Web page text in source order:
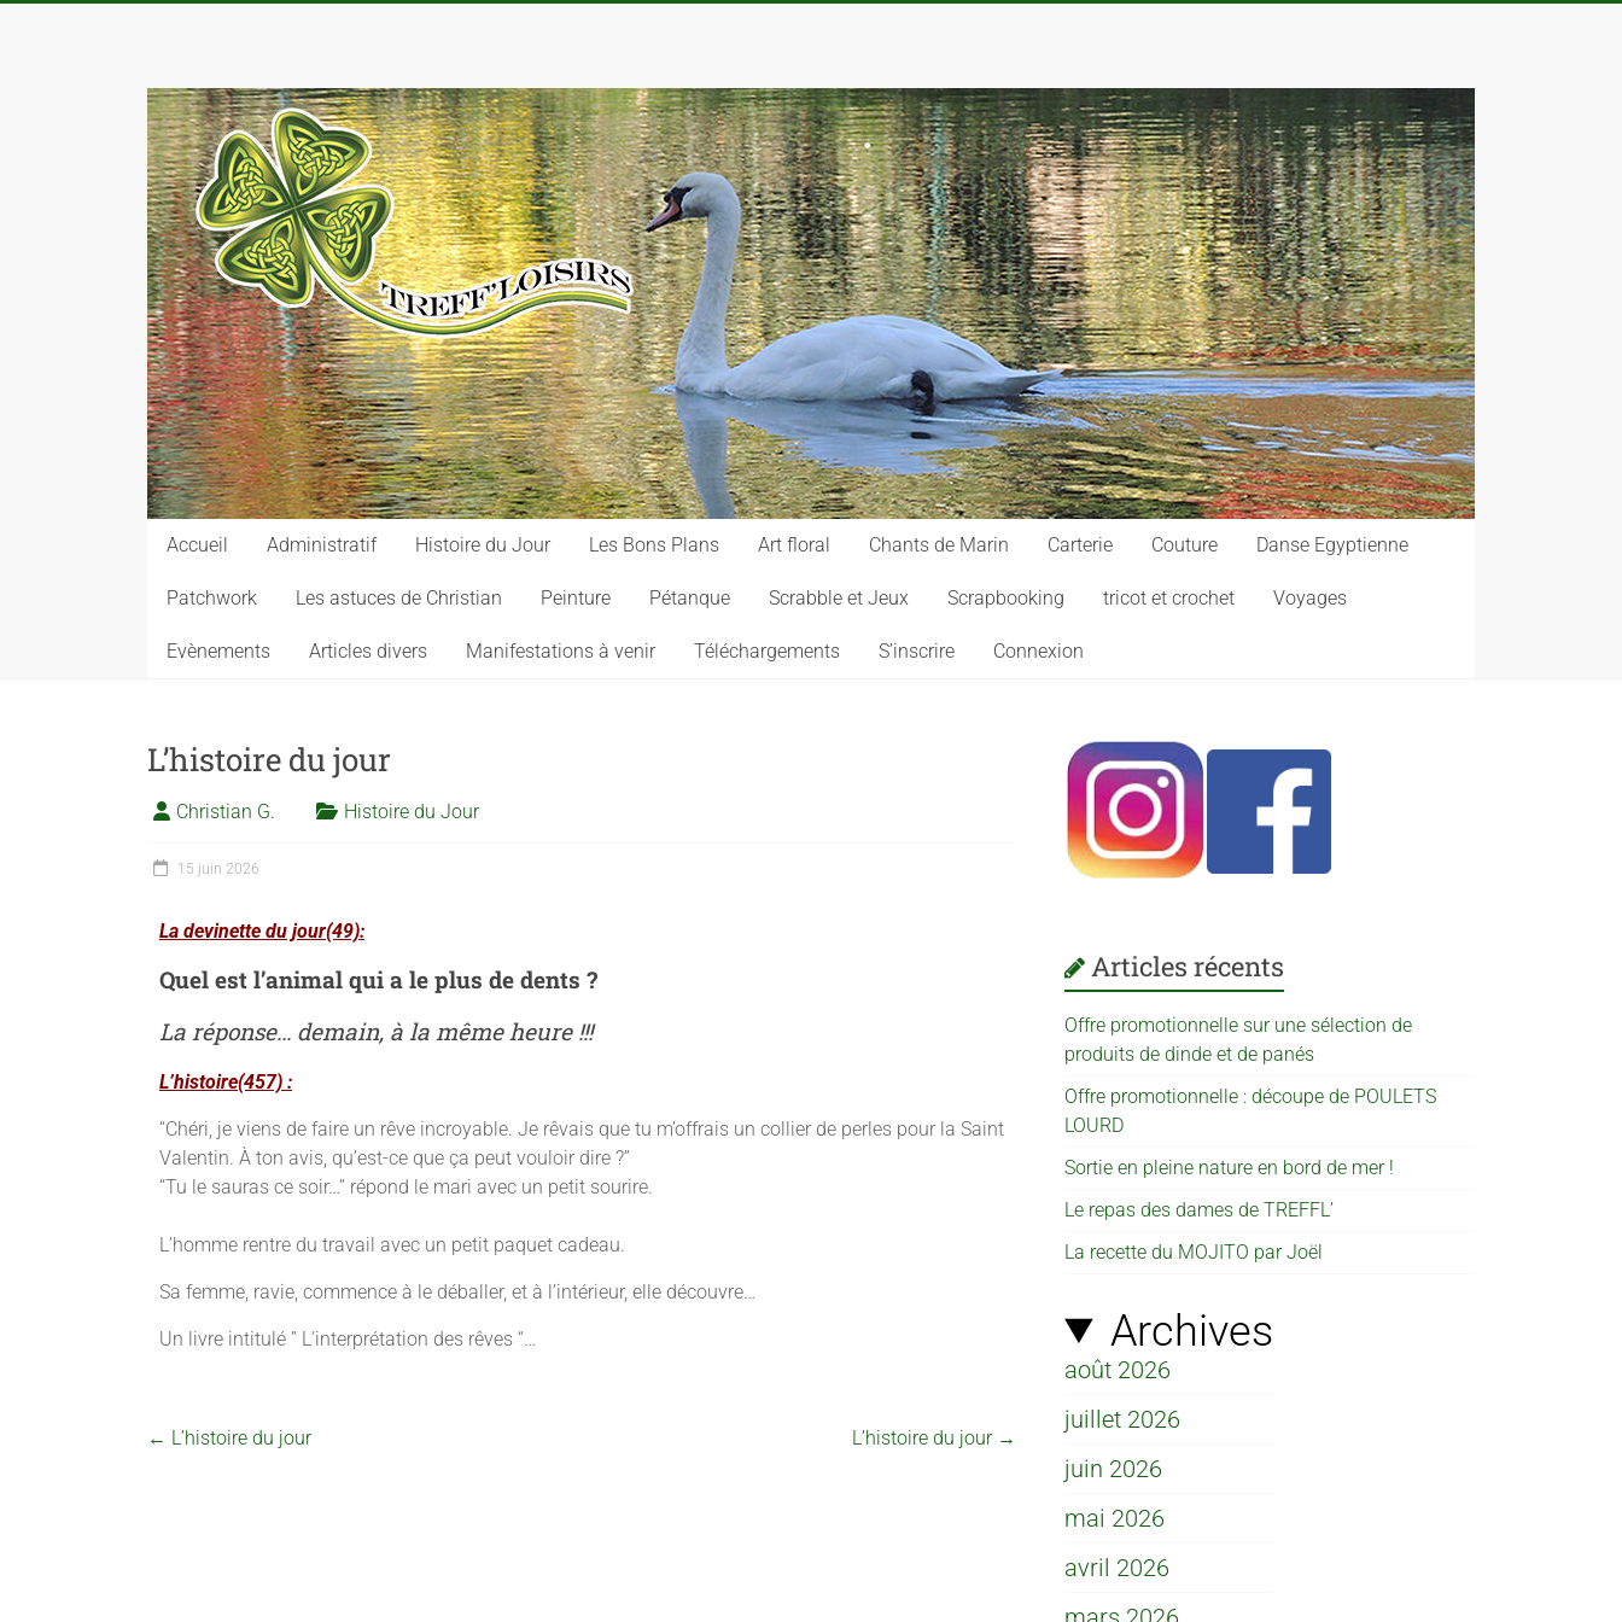
Accueil Administratif Histoire du Jour Les Bons Plans Art floral Chants de Marin Carterie Couture Danse Egyptienne
Patchwork Les astuces de Christian Peinture Pétanque Scrabble et Jeux Scrapbooking tricot et crochet Voyages
Evènements Articles divers Manifestations à venir Téléchargements S’inscrire Connexion
L’histoire du jour
Christian G. Histoire du Jour
15 juin 2026
La devinette du jour(49):
Quel est l’animal qui a le plus de dents ?
La réponse… demain, à la même heure !!!
L’histoire(457) :
“Chéri, je viens de faire un rêve incroyable. Je rêvais que tu m’offrais un collier de perles pour la Saint
Valentin. À ton avis, qu’est-ce que ça peut vouloir dire ?”
“Tu le sauras ce soir…” répond le mari avec un petit sourire.
L’homme rentre du travail avec un petit paquet cadeau.
Sa femme, ravie, commence à le déballer, et à l’intérieur, elle découvre…
Un livre intitulé ” L’interprétation des rêves “…
← L’histoire du jour L’histoire du jour →
Articles récents
Offre promotionnelle sur une sélection de
produits de dinde et de panés
Offre promotionnelle : découpe de POULETS
LOURD
Sortie en pleine nature en bord de mer !
Le repas des dames de TREFFL’
La recette du MOJITO par Joël
Archives
août 2026
juillet 2026
juin 2026
mai 2026
avril 2026